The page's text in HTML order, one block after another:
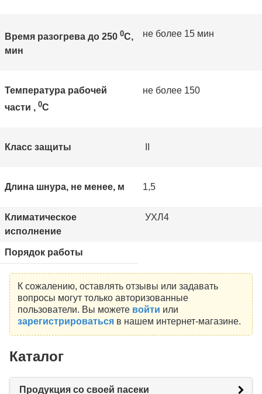
Время разогрева до 250 0С,
мин
не более 15 мин
Температура рабочей
части , 0С
не более 150
Класс защиты
Длина шнура, не менее, м 1,5
Климатическое
исполнение
УХЛ4
Порядок работы
К сожалению, оставлять отзывы или задавать
вопросы могут только авторизованные
пользователи. Вы можете войти или
зарегистрироватьсяв нашем интернет-магазине.
Каталог
Продукция со своей пасеки